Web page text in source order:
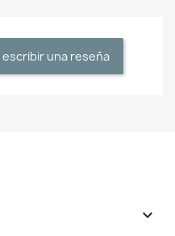
una reseña
